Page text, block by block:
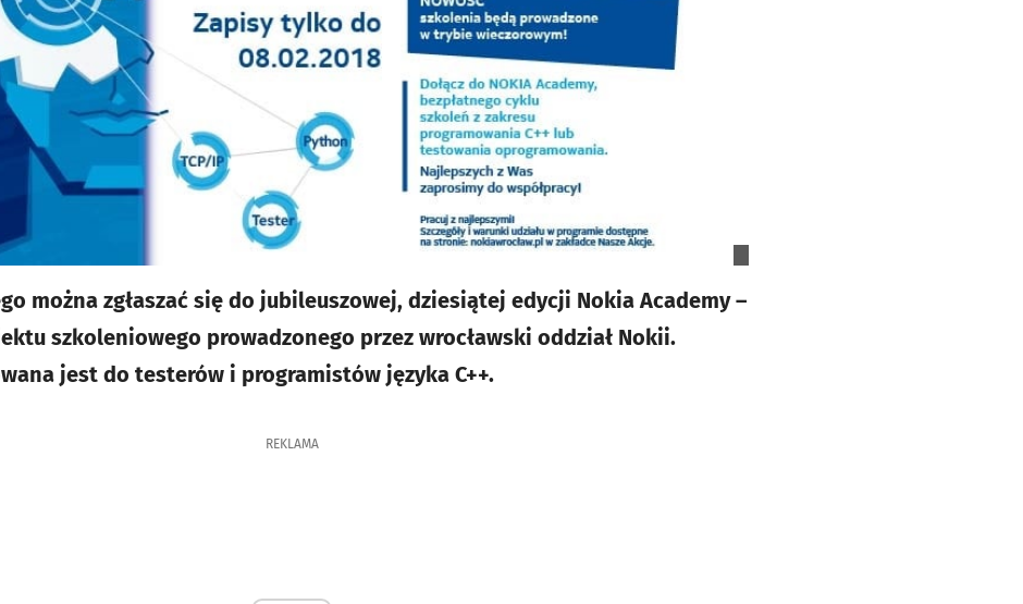
można zgłaszać się do jubileuszowej, dziesiątej edycji Nokia Academy –
szkoleniowego prowadzonego przez wrocławski oddział Nokii.
jest do testerów i programistów języka C++.
REKLAMA